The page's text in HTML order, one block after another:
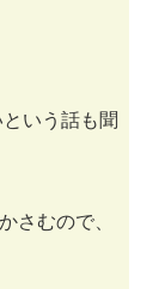
いう話も聞
さむので、